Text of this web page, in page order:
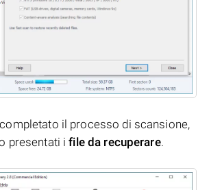
il processo di scansione,
presentati ifile da recuperare.